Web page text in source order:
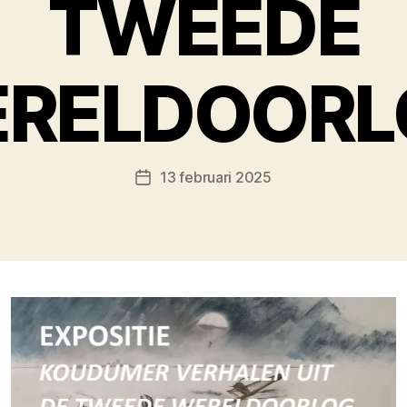
TWEEDE
Berichtdatum
13 februari 2025